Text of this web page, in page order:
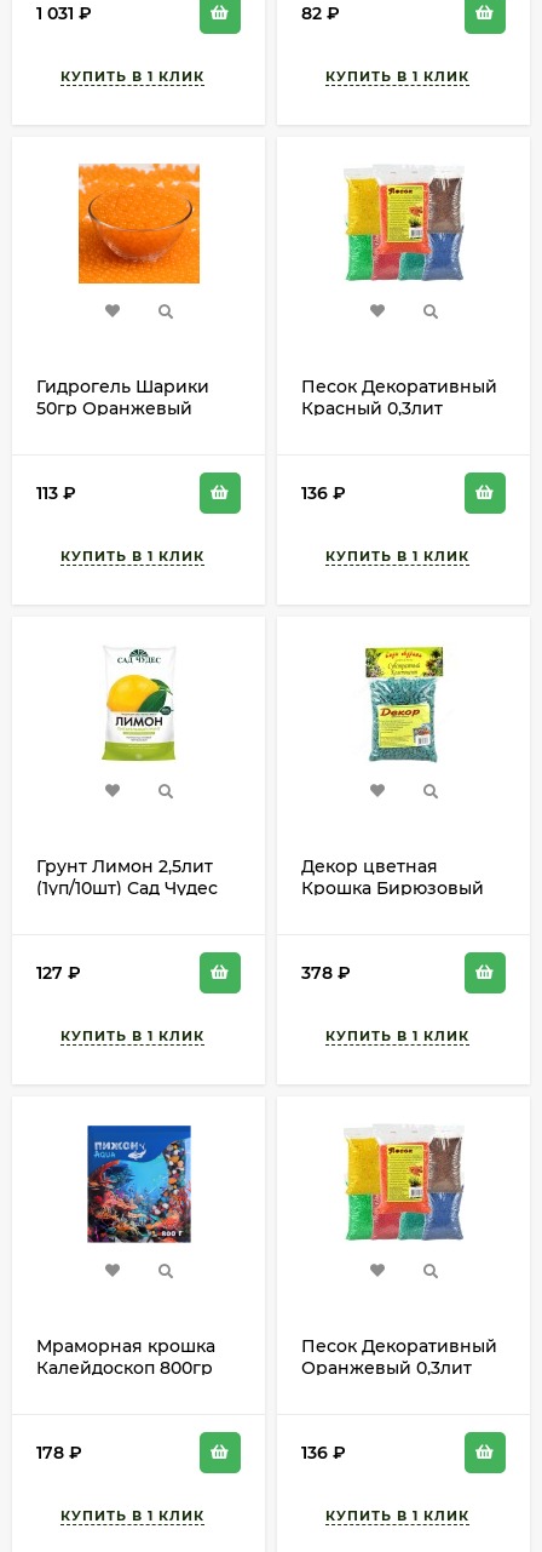
1 031 ₽ 82 ₽
Гидрогель Шарики
50гр Оранжевый
113 ₽
Песок Декоративный
Красный 0,3лит
136 ₽
Грунт Лимон 2,5лит
(1уп/10шт) Сад Чудес
127 ₽
Декор цветная
Крошка Бирюзовый
378 ₽
Мраморная крошка
Калейдоскоп 800гр
178 ₽
Песок Декоративный
Оранжевый 0,3лит
136 ₽